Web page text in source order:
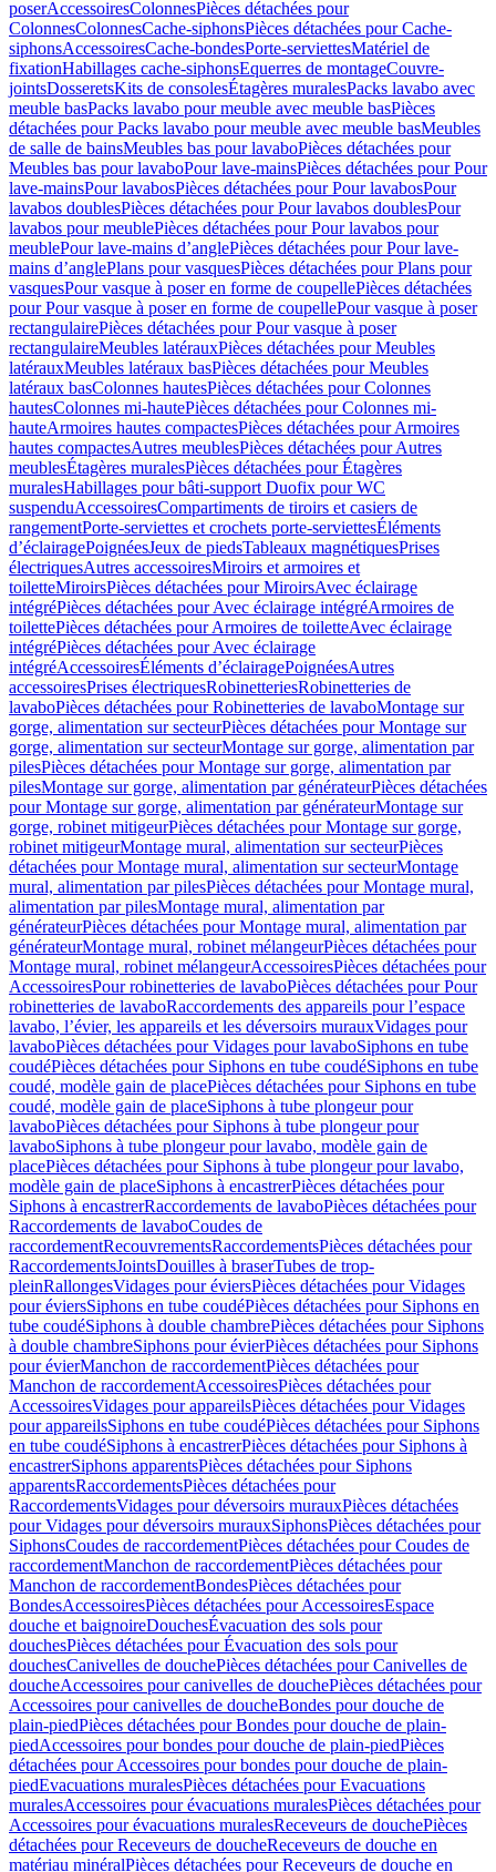
poserAccessoiresColonnesPièces détachées pour
ColonnesColonnesCache-siphonsPièces détachées pour Cache-
siphonsAccessoiresCache-bondesPorte-serviettesMatériel de
fixationHabillages cache-siphonsEquerres de montageCouvre-
jointsDosseretsKits de consolesÉtagères muralesPacks lavabo avec
meuble basPacks lavabo pour meuble avec meuble basPièces
détachées pour Packs lavabo pour meuble avec meuble basMeubles
de salle de bainsMeubles bas pour lavaboPièces détachées pour
Meubles bas pour lavaboPour lave-mainsPièces détachées pour Pour
lave-mainsPour lavabosPièces détachées pour Pour lavabosPour
lavabos doublesPièces détachées pour Pour lavabos doublesPour
lavabos pour meublePièces détachées pour Pour lavabos pour
meublePour lave-mains d’anglePièces détachées pour Pour lave-
mains d’anglePlans pour vasquesPièces détachées pour Plans pour
vasquesPour vasque à poser en forme de coupellePièces détachées
pour Pour vasque à poser en forme de coupellePour vasque à poser
rectangulairePièces détachées pour Pour vasque à poser
rectangulaireMeubles latérauxPièces détachées pour Meubles
latérauxMeubles latéraux basPièces détachées pour Meubles
latéraux basColonnes hautesPièces détachées pour Colonnes
hautesColonnes mi-hautePièces détachées pour Colonnes mi-
hauteArmoires hautes compactesPièces détachées pour Armoires
hautes compactesAutres meublesPièces détachées pour Autres
meublesÉtagères muralesPièces détachées pour Étagères
muralesHabillages pour bâti-support Duofix pour WC
suspenduAccessoiresCompartiments de tiroirs et casiers de
rangementPorte-serviettes et crochets porte-serviettesÉléments
d’éclairagePoignéesJeux de piedsTableaux magnétiquesPrises
électriquesAutres accessoiresMiroirs et armoires et
toiletteMiroirsPièces détachées pour MiroirsAvec éclairage
intégréPièces détachées pour Avec éclairage intégréArmoires de
toilettePièces détachées pour Armoires de toiletteAvec éclairage
intégréPièces détachées pour Avec éclairage
intégréAccessoiresÉléments d’éclairagePoignéesAutres
accessoiresPrises électriquesRobinetteriesRobinetteries de
lavaboPièces détachées pour Robinetteries de lavaboMontage sur
gorge, alimentation sur secteurPièces détachées pour Montage sur
gorge, alimentation sur secteurMontage sur gorge, alimentation par
pilesPièces détachées pour Montage sur gorge, alimentation par
pilesMontage sur gorge, alimentation par générateurPièces détachées
pour Montage sur gorge, alimentation par générateurMontage sur
gorge, robinet mitigeurPièces détachées pour Montage sur gorge,
robinet mitigeurMontage mural, alimentation sur secteurPièces
détachées pour Montage mural, alimentation sur secteurMontage
mural, alimentation par pilesPièces détachées pour Montage mural,
alimentation par pilesMontage mural, alimentation par
générateurPièces détachées pour Montage mural, alimentation par
générateurMontage mural, robinet mélangeurPièces détachées pour
Montage mural, robinet mélangeurAccessoiresPièces détachées pour
AccessoiresPour robinetteries de lavaboPièces détachées pour Pour
robinetteries de lavaboRaccordements des appareils pour l’espace
lavabo, l’évier, les appareils et les déversoirs murauxVidages pour
lavaboPièces détachées pour Vidages pour lavaboSiphons en tube
coudéPièces détachées pour Siphons en tube coudéSiphons en tube
coudé, modèle gain de placePièces détachées pour Siphons en tube
coudé, modèle gain de placeSiphons à tube plongeur pour
lavaboPièces détachées pour Siphons à tube plongeur pour
lavaboSiphons à tube plongeur pour lavabo, modèle gain de
placePièces détachées pour Siphons à tube plongeur pour lavabo,
modèle gain de placeSiphons à encastrerPièces détachées pour
Siphons à encastrerRaccordements de lavaboPièces détachées pour
Raccordements de lavaboCoudes de
raccordementRecouvrementsRaccordementsPièces détachées pour
RaccordementsJointsDouilles à braserTubes de trop-
pleinRallongesVidages pour éviersPièces détachées pour Vidages
pour éviersSiphons en tube coudéPièces détachées pour Siphons en
tube coudéSiphons à double chambrePièces détachées pour Siphons
à double chambreSiphons pour évierPièces détachées pour Siphons
pour évierManchon de raccordementPièces détachées pour
Manchon de raccordementAccessoiresPièces détachées pour
AccessoiresVidages pour appareilsPièces détachées pour Vidages
pour appareilsSiphons en tube coudéPièces détachées pour Siphons
en tube coudéSiphons à encastrerPièces détachées pour Siphons à
encastrerSiphons apparentsPièces détachées pour Siphons
apparentsRaccordementsPièces détachées pour
RaccordementsVidages pour déversoirs murauxPièces détachées
pour Vidages pour déversoirs murauxSiphonsPièces détachées pour
SiphonsCoudes de raccordementPièces détachées pour Coudes de
raccordementManchon de raccordementPièces détachées pour
Manchon de raccordementBondesPièces détachées pour
BondesAccessoiresPièces détachées pour AccessoiresEspace
douche et baignoireDouchesÉvacuation des sols pour
douchesPièces détachées pour Évacuation des sols pour
douchesCanivelles de douchePièces détachées pour Canivelles de
doucheAccessoires pour canivelles de douchePièces détachées pour
Accessoires pour canivelles de doucheBondes pour douche de
plain-piedPièces détachées pour Bondes pour douche de plain-
piedAccessoires pour bondes pour douche de plain-piedPièces
détachées pour Accessoires pour bondes pour douche de plain-
piedEvacuations muralesPièces détachées pour Evacuations
muralesAccessoires pour évacuations muralesPièces détachées pour
Accessoires pour évacuations muralesReceveurs de douchePièces
détachées pour Receveurs de doucheReceveurs de douche en
matériau minéralPièces détachées pour Receveurs de douche en